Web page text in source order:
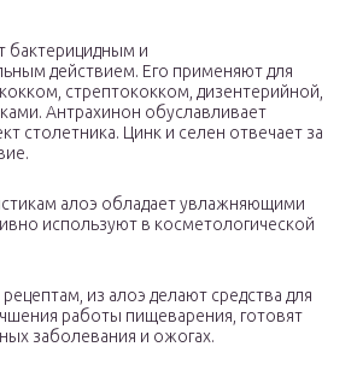
бактерицидным и
действием. Его применяют для
стрептококком, дизентерийной,
Антрахинон обуславливает
столетника. Цинк и селен отвечает за
алоэ обладает увлажняющими
используют в косметологической
из алоэ делают средства для
работы пищеварения, готовят
заболевания и ожогах.